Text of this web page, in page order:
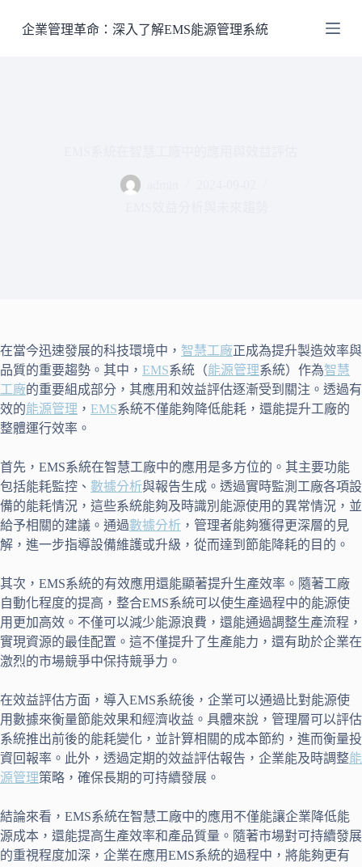
至
企業管理革命：深入了解EMS能源管理系統
在當今迅速發展的科技環境中， 智慧工廠正成為提升製造效率與
品質的重要趨勢。其中， EMS系統（能源管理系統）作為智慧
工廠的重要組成部分，其應用和效益評估逐漸受到關注。透過有
效的能源管理 ， EMS系統不僅能夠降低能耗，還能提升工廠的
整體運行效率。
首先，EMS系統在智慧工廠中的應用是多方位的。其主要功能
包括能耗監控、 數據分析與報告生成。透過實時監測工廠各項設
備的能耗情況，這些系統能夠及時識別能源使用的異常情況，並
給予相關的建議。通過數據分析 ，管理者能夠獲得更深層的見
解，進一步指導設備維護或升級，從而達到節能降耗的目的。
其次，EMS系統的有效應用還能顯著提升生產效率。隨著工廠
自動化程度的提高，整合EMS系統可以使生產過程中的能源使
用更加高效。不僅可以減少能源浪費，還能通過調整生產流程，
實現資源的最佳配置。這不僅提升了生產能力，還有助於企業在
激烈的市場競爭中保持競爭力。
在效益評估方面，導入EMS系統後，企業可以通過比對能源使
用數據來衡量節能效果和經濟收益。具體來說，管理層可以評估
系統推出前後的能耗變化，並計算相關的成本節約，進而衡量投
資回報率。此外，透過定期的效益評估報告，企業能及時調整能
源管理策略，確保長期的可持續發展。
結論來看，EMS系統在智慧工廠中的應用不僅能讓企業降低能
源成本，還能提高生產效率和產品質量。隨著市場對可持續發展
的重視程度加深，企業在應用EMS系統的過程中，將能夠更有